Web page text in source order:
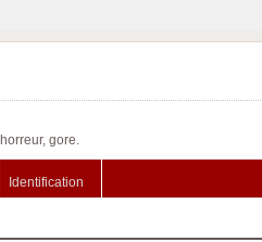
gore.
Identification